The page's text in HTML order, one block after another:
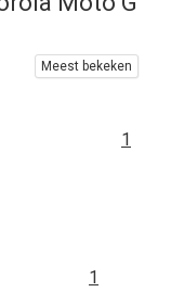
Meest bekeken
1
1